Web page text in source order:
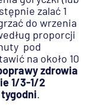
zalać 1
do wrzenia
proporcji
pod
na około 10
zdrowia
1/3-1/2
.